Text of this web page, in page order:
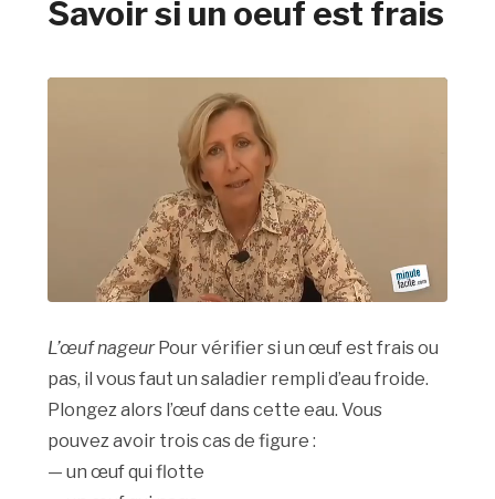
Savoir si un oeuf est frais
L’œuf nageurPour vérifier si un œuf est frais ou
pas, il vous faut un saladier rempli d’eau froide.
Plongez alors l’œuf dans cette eau. Vous
pouvez avoir trois cas de figure :
— un œuf qui flotte